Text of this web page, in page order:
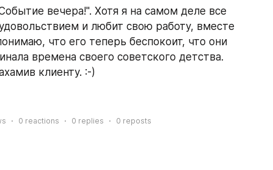
вечера!". Хотя я на самом деле все
и любит свою работу, вместе
что его теперь беспокоит, что они
времена своего советского детства.
клиенту. :-)
0 reactions 0 replies 0 reposts